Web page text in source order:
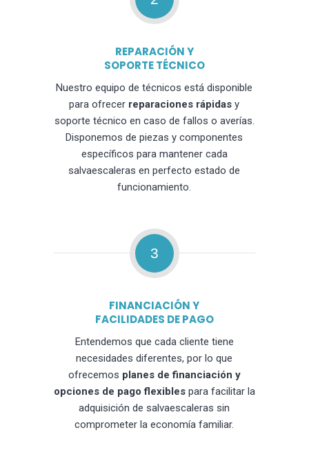
REPARACIÓN Y
SOPORTE TÉCNICO
Nuestro equipo de técnicos está disponible
para ofrecer reparaciones rápidas y
soporte técnico en caso de fallos o averías.
Disponemos de piezas y componentes
específicos para mantener cada
salvaescaleras en perfecto estado de
funcionamiento.
3
FINANCIACIÓN Y
FACILIDADES DE PAGO
Entendemos que cada cliente tiene
necesidades diferentes, por lo que
ofrecemos planes de financiación y
opciones de pago flexiblespara facilitar la
adquisición de salvaescaleras sin
comprometer la economía familiar.